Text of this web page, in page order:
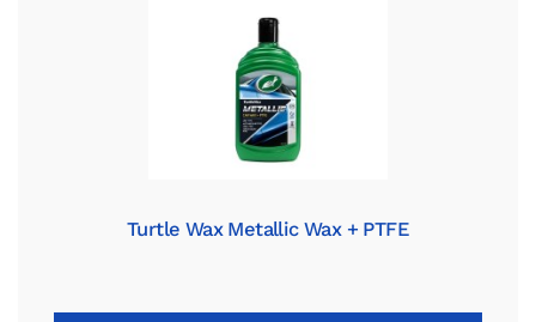
Turtle Wax Metallic Wax + PTFE